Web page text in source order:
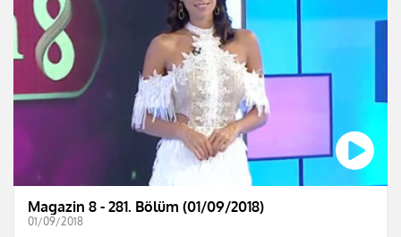
Magazin 8 - 281. Bölüm (01/09/2018)
01/09/2018